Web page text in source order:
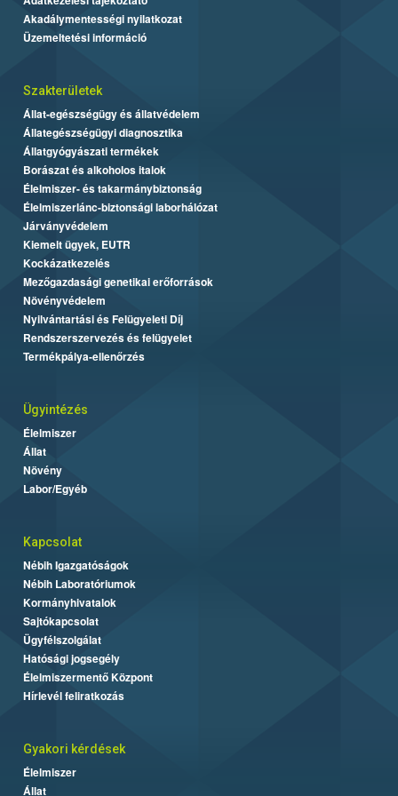
Akadálymentességi nyilatkozat
Üzemeltetési információ
Szakterületek
Állat-egészségügy és állatvédelem
Állategészségügyi diagnosztika
Állatgyógyászati termékek
Borászat és alkoholos italok
Élelmiszer- és takarmánybiztonság
Élelmiszerlánc-biztonsági laborhálózat
Járványvédelem
Kiemelt ügyek, EUTR
Kockázatkezelés
Mezőgazdasági genetikai erőforrások
Növényvédelem
Nyilvántartási és Felügyeleti Díj
Rendszerszervezés és felügyelet
Termékpálya-ellenőrzés
Ügyintézés
Élelmiszer
Állat
Növény
Labor/Egyéb
Kapcsolat
Nébih Igazgatóságok
Nébih Laboratóriumok
Kormányhivatalok
Sajtókapcsolat
Ügyfélszolgálat
Hatósági jogsegély
Élelmiszermentő Központ
Hírlevél feliratkozás
Gyakori kérdések
Élelmiszer
Állat